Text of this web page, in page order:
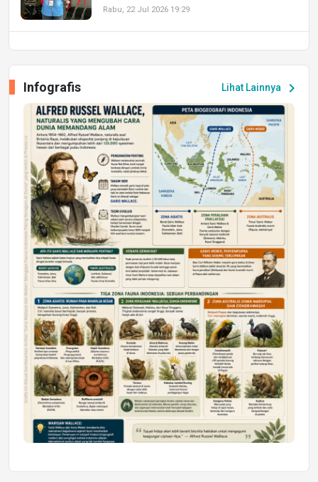
Rabu, 22 Jul 2026 19:29
Peluang Kerja dan Magang
Jumat, 17 Jul 2026 22:30
DAERAH
Astra Motor Kalimantan Timur 2 Dukung
Mahasiswa Samarinda dalam Astra
Honda SDGs Future Leaders 2026
Jumat, 10 Jul 2026 19:01
Lihat Lainnya chevron_right
Infografis